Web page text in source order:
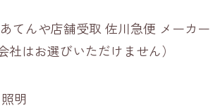
てんや店舗受取 佐川急便 メーカー
社はお選びいただけません）
明